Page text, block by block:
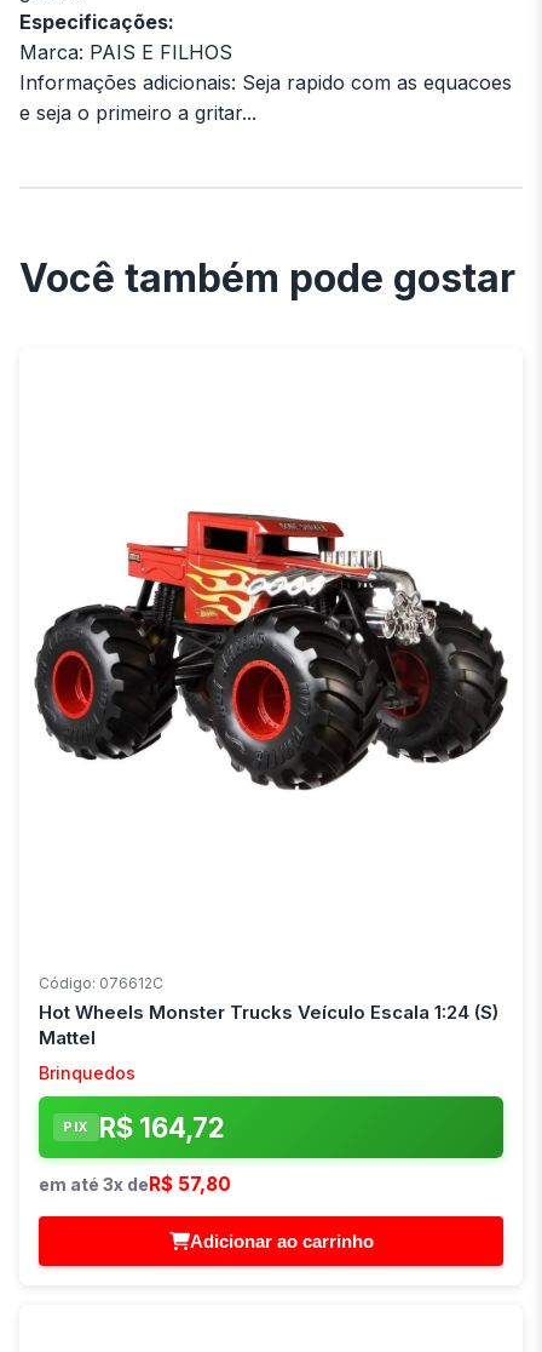
Especificações:
Marca: PAIS E FILHOS
Informações adicionais: Seja rapido com as equacoes
e seja o primeiro a gritar...
Você também pode gostar
Código: 076612C
Hot Wheels Monster Trucks Veículo Escala 1:24 (S)
Mattel
Brinquedos
PIX R$ 164,72
em até 3x deR$ 57,80
Adicionar ao carrinho